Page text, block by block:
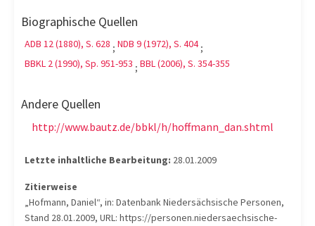
Biographische Quellen
ADB 12 (1880), S. 628 ; NDB 9 (1972), S. 404 ;
BBKL 2 (1990), Sp. 951-953 ; BBL (2006), S. 354-355
Andere Quellen
http://www.bautz.de/bbkl/h/hoffmann_dan.shtml
Letzte inhaltliche Bearbeitung: 28.01.2009
Zitierweise
„Hofmann, Daniel“, in: Datenbank Niedersächsische Personen,
Stand 28.01.2009, URL: https://personen.niedersaechsische-